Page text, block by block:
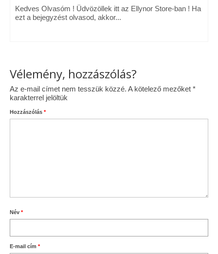
Blog
Kedves Olvasóm ! Üdvözöllek itt az Ellynor Store-ban ! Ha
ezt a bejegyzést olvasod, akkor...
Vélemény, hozzászólás?
Az e-mail címet nem tesszük közzé. A kötelező mezőket *
karakterrel jelöltük
Hozzászólás *
Név *
E-mail cím *